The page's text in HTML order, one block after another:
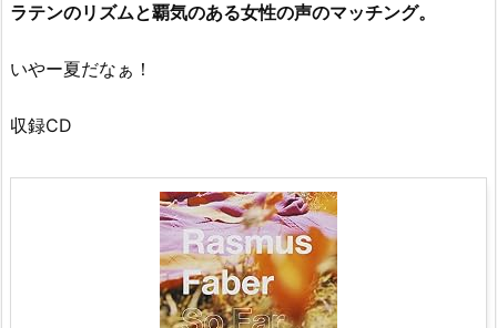
ラテンのリズムと覇気のある女性の声のマッチング。
いやー夏だなぁ！
収録CD